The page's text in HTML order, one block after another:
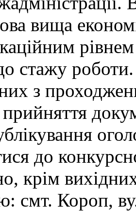
вища
стажу
з
до
крім
смт. Короп,